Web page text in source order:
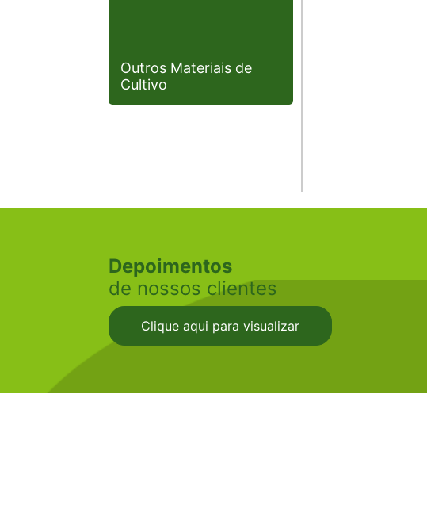
Outros Materiais de
Cultivo
Depoimentos
de nossos clientes
Clique aqui para visualizar